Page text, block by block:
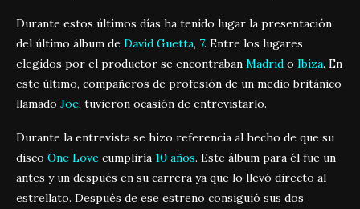
Durante estos últimos días ha tenido lugar la presentación
del último álbum de David Guetta, 7. Entre los lugares
elegidos por el productor se encontraban Madrid o Ibiza. En
este último, compañeros de profesión de un medio británico
llamado Joe, tuvieron ocasión de entrevistarlo.
Durante la entrevista se hizo referencia al hecho de que su
disco One Love cumpliría 10 años. Este álbum para él fue un
antes y un después en su carrera ya que lo llevó directo al
estrellato. Después de ese estreno consiguió sus dos